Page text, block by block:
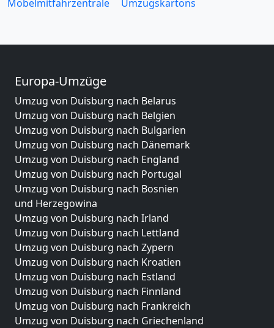
Möbelmitfahrzentrale
Umzugskartons
Europa-Umzüge
Umzug von Duisburg nach Belarus
Umzug von Duisburg nach Belgien
Umzug von Duisburg nach Bulgarien
Umzug von Duisburg nach Dänemark
Umzug von Duisburg nach England
Umzug von Duisburg nach Portugal
Umzug von Duisburg nach Bosnien
und Herzegowina
Umzug von Duisburg nach Irland
Umzug von Duisburg nach Lettland
Umzug von Duisburg nach Zypern
Umzug von Duisburg nach Kroatien
Umzug von Duisburg nach Estland
Umzug von Duisburg nach Finnland
Umzug von Duisburg nach Frankreich
Umzug von Duisburg nach Griechenland